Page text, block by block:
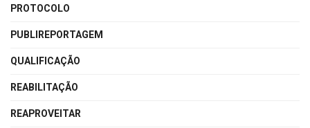
PROTOCOLO
PUBLIREPORTAGEM
QUALIFICAÇÃO
REABILITAÇÃO
REAPROVEITAR